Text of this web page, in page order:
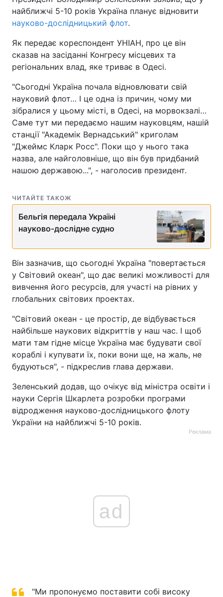
найближчі 5-10 років Україна планує відновити
науково-дослідницький флот.
Як передає кореспондент УНІАН, про це він
сказав на засіданні Конгресу місцевих та
регіональних влад, яке триває в Одесі.
"Сьогодні Україна почала відновлювати свій
науковий флот… І це одна із причин, чому ми
зібралися у цьому місті, в Одесі, на морвокзалі…
Саме тут ми передаємо нашим науковцям, нашій
станції "Академік Вернадський" криголам
"Джеймс Кларк Росс". Поки що у нього така
назва, але найголовніше, що він був придбаний
нашою державою...", - наголосив президент.
ЧИТАЙТЕ ТАКОЖ
Бельгія передала Україні
науково-дослідне судно
Він зазначив, що сьогодні Україна "повертається
у Світовий океан", що дає великі можливості для
вивчення його ресурсів, для участі на рівних у
глобальних світових проектах.
"Світовий океан - це простір, де відбувається
найбільше наукових відкриттів у наш час. І щоб
мати там гідне місце Україна має будувати свої
кораблі і купувати їх, поки вони ще, на жаль, не
будуються", - підкреслив глава держави.
Зеленський додав, що очікує від міністра освіти і
науки Сергія Шкарлета розробки програми
відродження науково-дослідницького флоту
України на найближчі 5-10 років.
Реклама
ad
"Ми пропонуємо поставити собі високу